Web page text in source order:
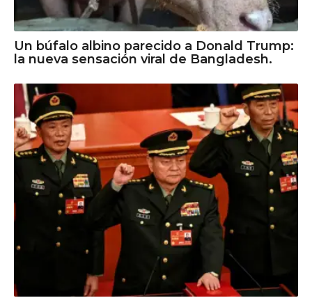
Un búfalo albino parecido a Donald Trump:
la nueva sensación viral de Bangladesh.